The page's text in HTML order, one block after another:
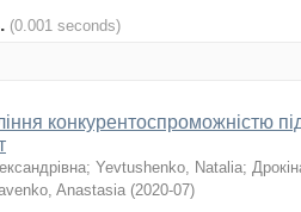
(0.001 seconds)
конкурентоспроможністю
; Yevtushenko, Natalia;
Anastasia (2020-07)